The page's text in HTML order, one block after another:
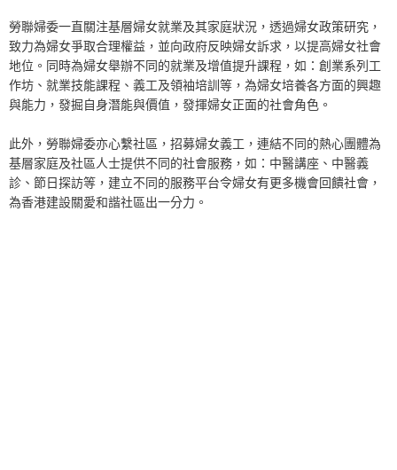
勞聯婦委一直關注基層婦女就業及其家庭狀況，透過婦女政策研究，
致力為婦女爭取合理權益，並向政府反映婦女訴求，以提高婦女社會
地位。同時為婦女舉辦不同的就業及增值提升課程，如：創業系列工
作坊、就業技能課程、義工及領袖培訓等，為婦女培養各方面的興趣
與能力，發掘自身潛能與價值，發揮婦女正面的社會角色。
此外，勞聯婦委亦心繫社區，招募婦女義工，連結不同的熱心團體為
基層家庭及社區人士提供不同的社會服務，如：中醫講座、中醫義
診、節日探訪等，建立不同的服務平台令婦女有更多機會回饋社會，
為香港建設關愛和諧社區出一分力。